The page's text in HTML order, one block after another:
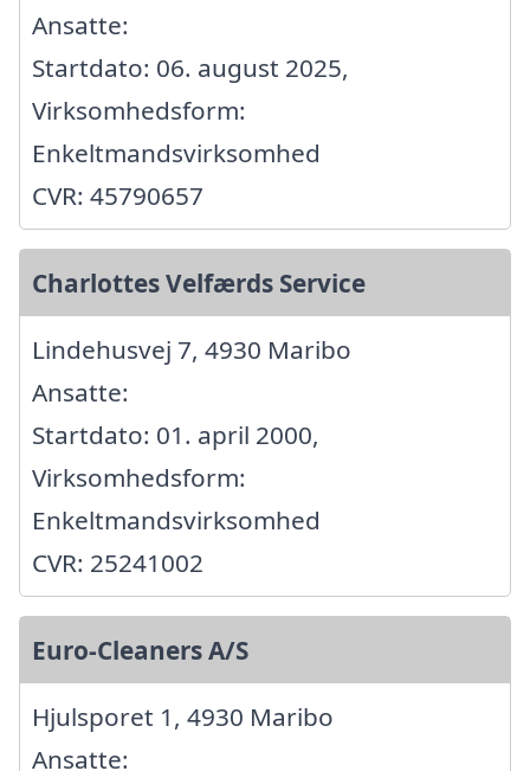
Ansatte:
Startdato: 06. august 2025,
Virksomhedsform:
Enkeltmandsvirksomhed
CVR: 45790657
Charlottes Velfærds Service
Lindehusvej 7, 4930 Maribo
Ansatte:
Startdato: 01. april 2000,
Virksomhedsform:
Enkeltmandsvirksomhed
CVR: 25241002
Euro-Cleaners A/S
Hjulsporet 1, 4930 Maribo
Ansatte: